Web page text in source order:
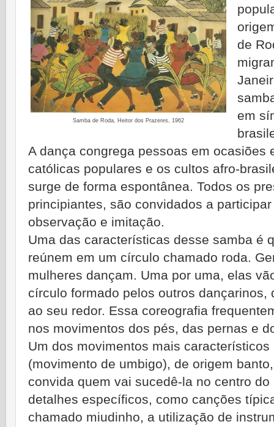
Samba de Roda, Heitor dos Prazeres, 1962
de
em
A dança congrega pessoas em ocasiões
católicas populares e os cultos afro-
surge de forma espontânea. Todos os
principiantes, são convidados a
observação e imitação.
Uma das características desse samba é
reúnem em um círculo chamado roda.
mulheres dançam. Uma por uma, elas
círculo formado pelos outros dançarinos,
ao seu redor. Essa coreografia
nos movimentos dos pés, das pernas e
Um dos movimentos mais
(movimento de umbigo), de origem
convida quem vai sucedê-la no centro
detalhes específicos, como canções
chamado miudinho, a utilização de